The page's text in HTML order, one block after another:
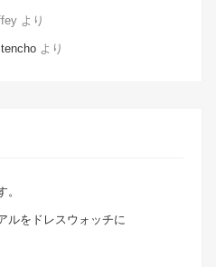
より
より
ルをドレスウォッチに